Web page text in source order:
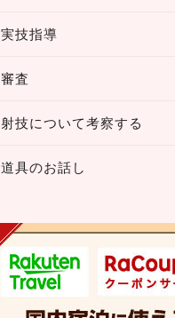
実技指導
審査
射技について考察する
道具のお話し